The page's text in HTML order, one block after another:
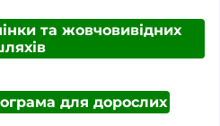
та жовчовивідних
для дорослих